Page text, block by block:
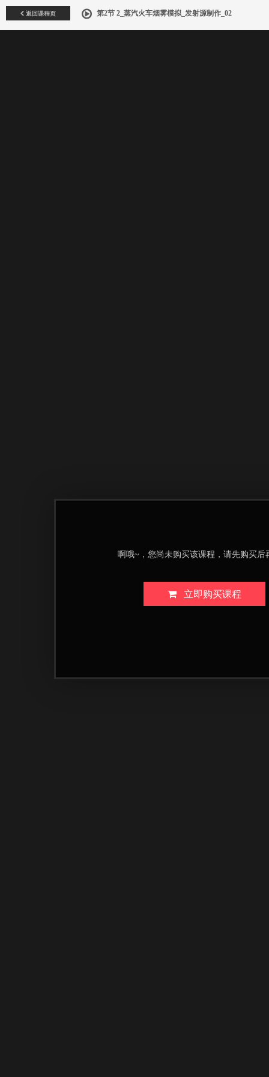
返回课程页 第2节 2_蒸汽火车烟雾模拟_发射源制作_02
啊哦~，您尚未购买该课程，请先购买后
立即购买课程